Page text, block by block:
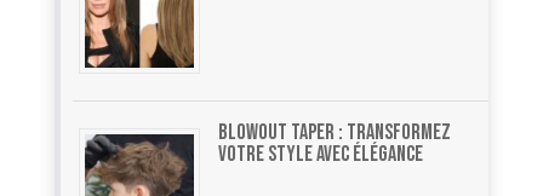
Blowout Taper : Transformez
Votre Style Avec Élégance